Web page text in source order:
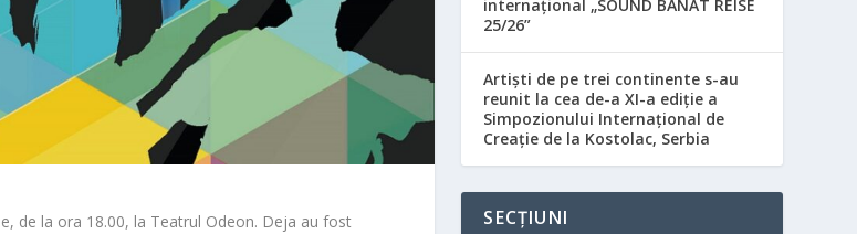
de la ora 18.00, la Teatrul Odeon. Deja au fost
internațional „SOUND BANAT REISE
25/26”
Artiști de pe trei continente s-au
reunit la cea de-a XI-a ediție a
Simpozionului Internațional de
Creație de la Kostolac, Serbia
SECȚIUNI